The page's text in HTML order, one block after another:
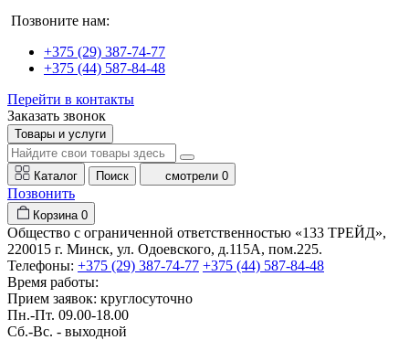
Позвоните нам:
+375 (29) 387-74-77
+375 (44) 587-84-48
Перейти в контакты
Заказать звонок
Товары и услуги
Каталог Поиск смотрели 0
Позвонить
Корзина 0
Общество с ограниченной ответственностью «133 ТРЕЙД»,
220015 г. Минск, ул. Одоевского, д.115А, пом.225.
Телефоны: +375 (29) 387-74-77 +375 (44) 587-84-48
Время работы:
Прием заявок: круглосуточно
Пн.-Пт. 09.00-18.00
Cб.-Вс. - выходной